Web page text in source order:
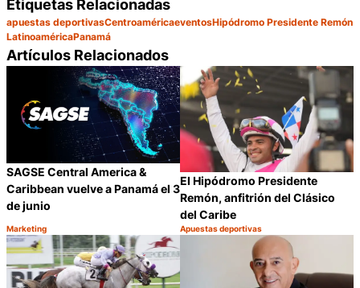
Etiquetas Relacionadas
apuestas deportivasCentroaméricaeventosHipódromo Presidente Remón
LatinoaméricaPanamá
Artículos Relacionados
SAGSE Central America &
Caribbean vuelve a Panamá el 3
de junio
Categoría:
Marketing
Compartir
El Hipódromo Presidente
Remón, anfitrión del Clásico
del Caribe
Categoría:
Apuestas deportivas